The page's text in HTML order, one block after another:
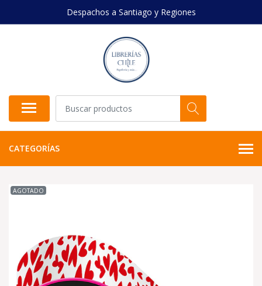
Despachos a Santiago y Regiones
CATEGORÍAS
AGOTADO